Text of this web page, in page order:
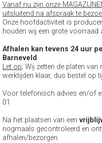
Vanaf nu zijn onze
uitsluitend na afspraak te
Onze hoofdactiviteit is
houden wij een grote voorraad
Afhalen kan tevens 24 uur
Barneveld
Let op; Wij zetten de platen
werktijden klaar, dus bestel op
Voor telefonisch advies en/of
01
Na het plaatsen van een
nogmaals gecontroleerd en
afhalen/bezorgen.